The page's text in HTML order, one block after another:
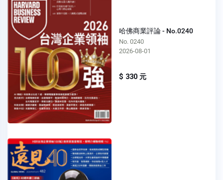
哈佛商業評論 - No.0240
No. 0240
2026-08-01
$ 330 元